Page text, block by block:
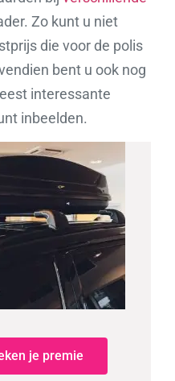
je premie
Zo kunt u niet
die voor de polis
bent u ook nog
interessante
inbeelden.